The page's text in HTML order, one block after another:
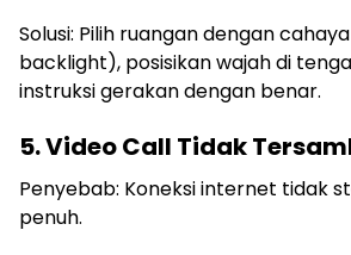
Solusi: Pilih ruangan dengan
backlight), posisikan wajah di
instruksi gerakan dengan benar.
5. Video Call Tidak
Penyebab: Koneksi internet tidak
penuh.